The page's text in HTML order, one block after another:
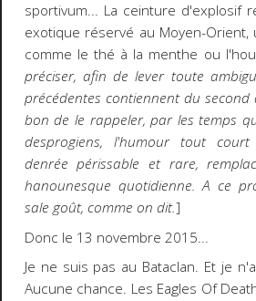
sportivum... La ceinture d'explosif
exotique réservé au Moyen-Orient,
comme le thé à la menthe ou
préciser, afin de lever toute
précédentes contiennent du
bon de le rappeler, par les temps
desprogiens, l'humour tout
denrée périssable et rare,
hanounesque quotidienne. A ce
sale goût, comme on dit.]
Donc le 13 novembre 2015...
Je ne suis pas au Bataclan. Et je
Aucune chance. Les Eagles Of